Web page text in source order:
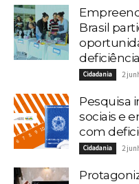
Brasil
deficiência
Cidadania 2
Pesquisa
sociais e
com
Cidadania 2